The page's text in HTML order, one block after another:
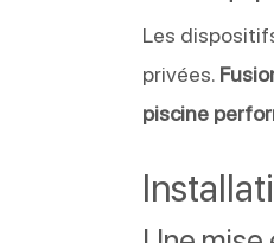
Les
privées.
piscine